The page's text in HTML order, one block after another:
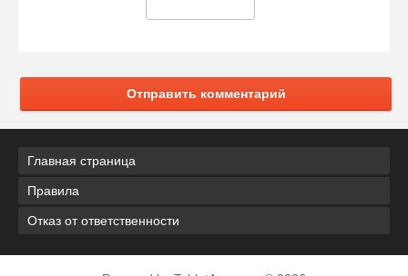
Отправить комментарий
Главная страница
Правила
Отказ от ответственности